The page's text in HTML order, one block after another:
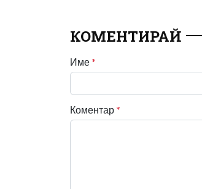
КОМЕНТИРАЙ
Име *
Коментар *